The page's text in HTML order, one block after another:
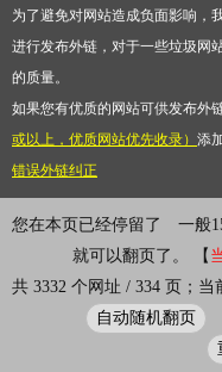
为了避免对网站造成负面影响，
进行发布外链，对于一些垃圾网
的质量。
如果您有优质的网站可供发布外
或以上，优质网站优先收录） 添
错误外链纠正
您在本页已经停留了
一般
就可以翻页了。 【
共 3332 个网址 / 334 页；当
自动随机翻页